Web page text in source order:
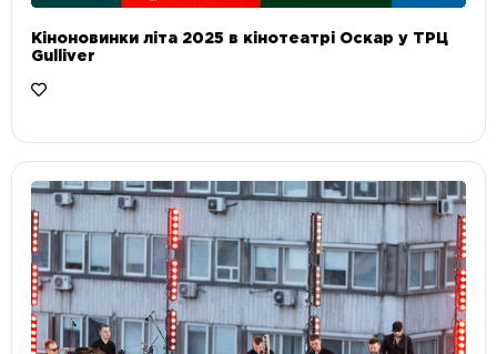
Кіноновинки літа 2025 в кінотеатрі Оскар у ТРЦ
Gulliver